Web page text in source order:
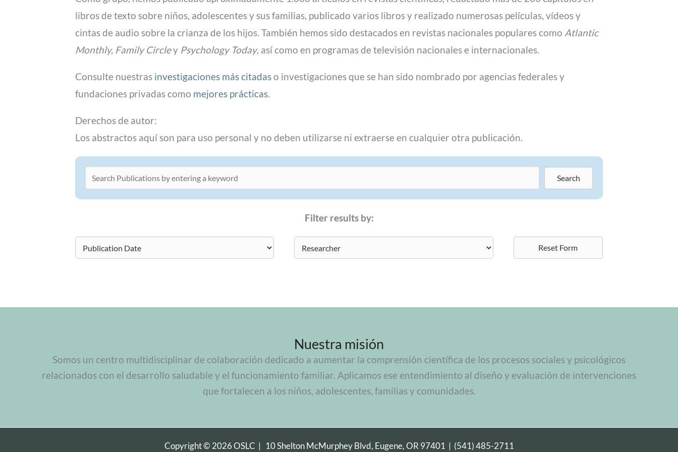
libros de texto sobre niños, adolescentes y sus familias, publicado varios libros y realizado numerosas películas, vídeos y
cintas de audio sobre la crianza de los hijos. También hemos sido destacados en revistas nacionales populares como Atlantic
Monthly, Family Circley Psychology Today, así como en programas de televisión nacionales e internacionales.
Consulte nuestras investigaciones más citadaso investigaciones que se han sido nombrado por agencias federales y
fundaciones privadas como mejores prácticas.
Derechos de autor:
Los abstractos aquí son para uso personal y no deben utilizarse ni extraerse en cualquier otra publicación.
Search
Filter results by:
Reset Form
Nuestra misión
Somos un centro multidisciplinar de colaboración dedicado a aumentar la comprensión científica de los procesos sociales y psicológicos
relacionados con el desarrollo saludable y el funcionamiento familiar. Aplicamos ese entendimiento al diseño y evaluación de intervenciones
que fortalecen a los niños, adolescentes, familias y comunidades.
Copyright © 2026 OSLC | 10 Shelton McMurphey Blvd, Eugene, OR 97401 | (541) 485-2711